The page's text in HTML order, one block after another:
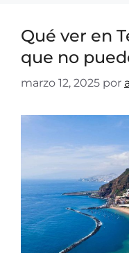
Qué ver en
que no
marzo 12, 2025 por